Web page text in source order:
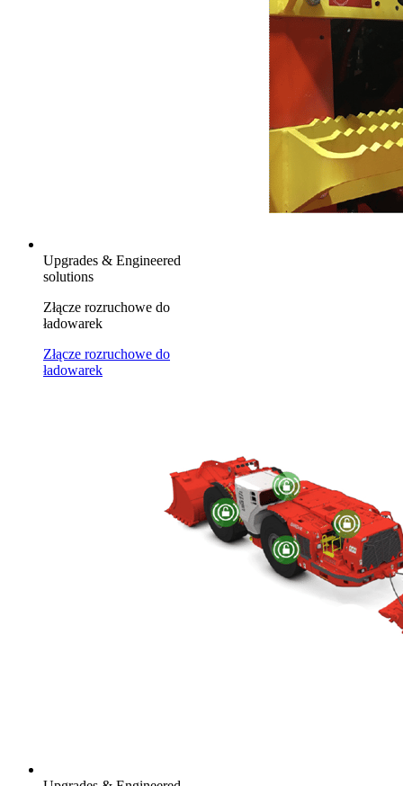
Upgrades & Engineered
solutions
Złącze rozruchowe do
ładowarek
Złącze rozruchowe do
ładowarek